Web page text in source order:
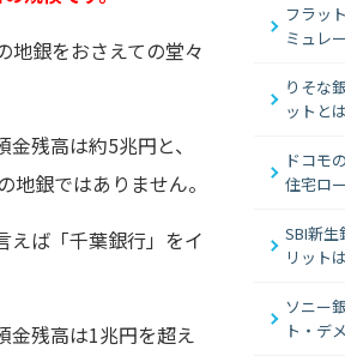
地銀をおさえての堂々
残高は約5兆円と、
銀ではありません。
えば「千葉銀行」をイ
金残高は1兆円を超え
フラッ
ミュレ
りそな
ットと
ドコモ
住宅ロ
SBI新
リット
ソニー
ト・デ